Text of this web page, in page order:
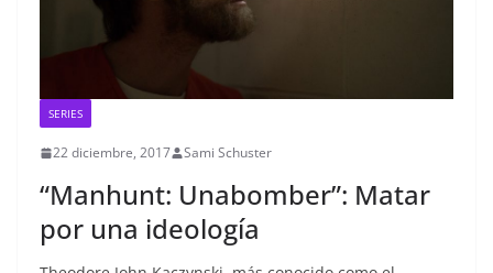
SERIES
22 diciembre, 2017 Sami Schuster
“Manhunt: Unabomber”: Matar
por una ideología